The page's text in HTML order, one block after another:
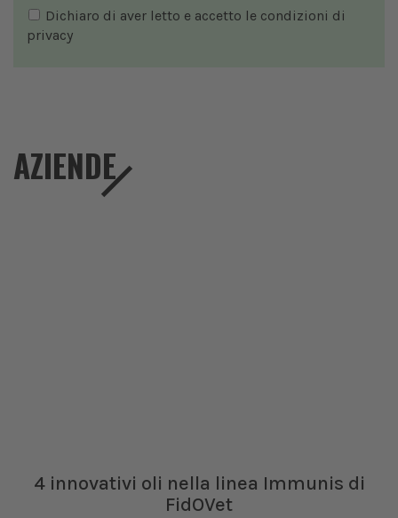
Dichiaro di aver letto e accetto le condizioni di
privacy
AZIENDE
4 innovativi oli nella linea Immunis di
FidOVet